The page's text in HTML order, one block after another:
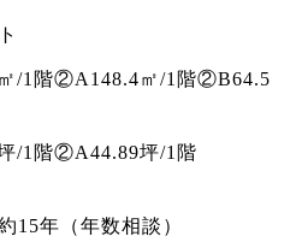
/1階②A148.4㎡/1階②B64.5
/1階②A44.89坪/1階
15年（年数相談）